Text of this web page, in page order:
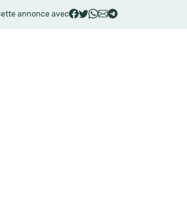
annonce avec